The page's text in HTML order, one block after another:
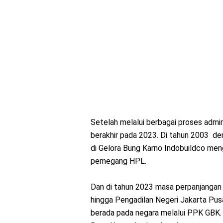
Setelah melalui berbagai proses
berakhir pada 2023. Di tahun 2003
di Gelora Bung Karno Indobuildco
pemegang HPL.
Dan di tahun 2023 masa
hingga Pengadilan Negeri Jakarta
berada pada negara melalui PPK